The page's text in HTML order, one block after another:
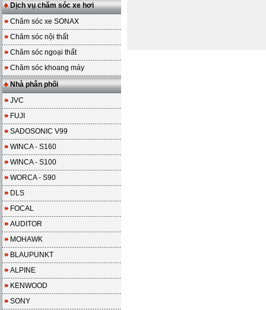
Dịch vụ chăm sóc xe hơi
Chăm sóc xe SONAX
Chăm sóc nội thất
Chăm sóc ngoại thất
Chăm sóc khoang máy
Nhà phân phối
JVC
FUJI
SADOSONIC V99
WINCA - S160
WINCA - S100
WORCA - S90
DLS
FOCAL
AUDITOR
MOHAWK
BLAUPUNKT
ALPINE
KENWOOD
SONY